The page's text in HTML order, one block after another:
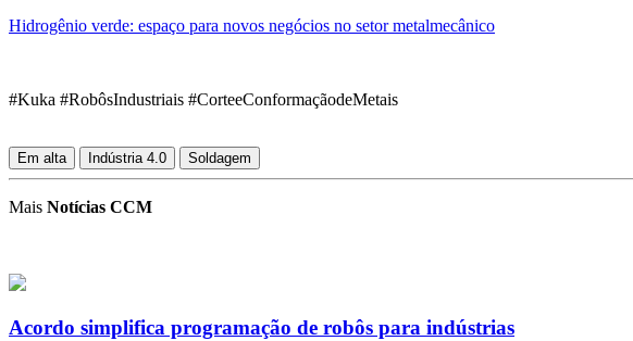
Hidrogênio verde: espaço para novos negócios no setor metalmecânico
#Kuka #RobôsIndustriais #CorteeConformaçãodeMetais
Em alta Indústria 4.0 Soldagem
Mais Notícias CCM
Acordo simplifica programação de robôs para indústrias